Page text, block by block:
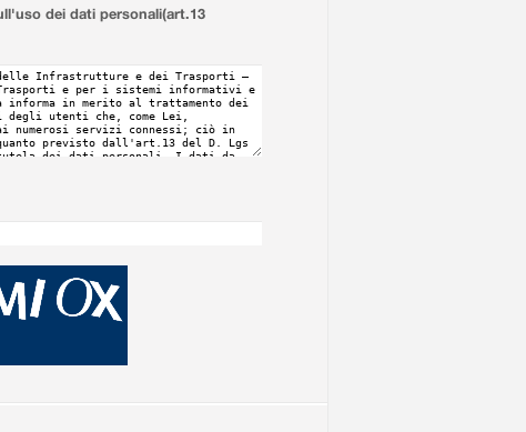
dei dati personali(art.13